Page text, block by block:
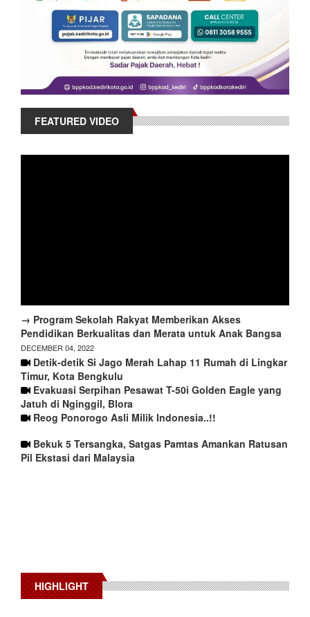
FEATURED VIDEO
→ Program Sekolah Rakyat Memberikan Akses
Pendidikan Berkualitas dan Merata untuk Anak Bangsa
DECEMBER 04, 2022
Detik-detik Si Jago Merah Lahap 11 Rumah di Lingkar
Timur, Kota Bengkulu
Evakuasi Serpihan Pesawat T-50i Golden Eagle yang
Jatuh di Nginggil, Blora
Reog Ponorogo Asli Milik Indonesia..!!
Bekuk 5 Tersangka, Satgas Pamtas Amankan Ratusan
Pil Ekstasi dari Malaysia
HIGHLIGHT